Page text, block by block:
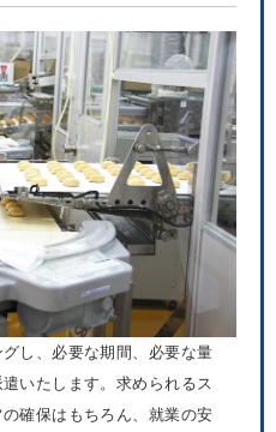
し、必要な期間、必要な量
いたします。求められるス
確保はもちろん、就業の安